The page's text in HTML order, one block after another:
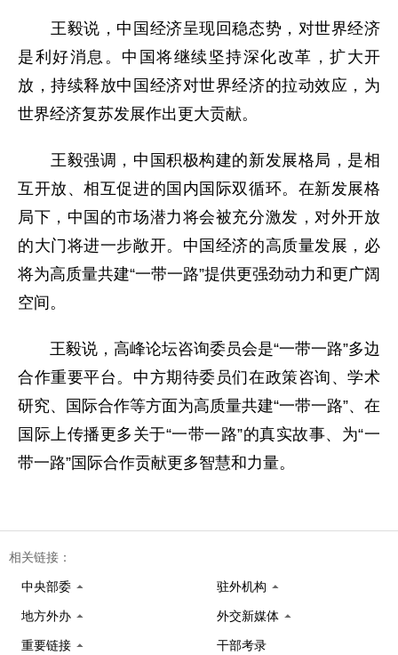
王毅说，中国经济呈现回稳态势，对世界经济
是利好消息。中国将继续坚持深化改革，扩大开
放，持续释放中国经济对世界经济的拉动效应，为
世界经济复苏发展作出更大贡献。
王毅强调，中国积极构建的新发展格局，是相
互开放、相互促进的国内国际双循环。在新发展格
局下，中国的市场潜力将会被充分激发，对外开放
的大门将进一步敞开。中国经济的高质量发展，必
将为高质量共建“一带一路”提供更强劲动力和更广阔
空间。
王毅说，高峰论坛咨询委员会是“一带一路”多边
合作重要平台。中方期待委员们在政策咨询、学术
研究、国际合作等方面为高质量共建“一带一路”、在
国际上传播更多关于“一带一路”的真实故事、为“一
带一路”国际合作贡献更多智慧和力量。
相关链接：
中央部委 驻外机构
地方外办 外交新媒体
重要链接 干部考录